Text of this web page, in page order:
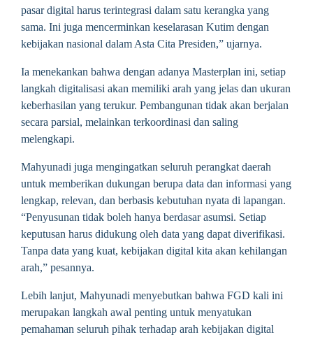
pasar digital harus terintegrasi dalam satu kerangka yang
sama. Ini juga mencerminkan keselarasan Kutim dengan
kebijakan nasional dalam Asta Cita Presiden,” ujarnya.
Ia menekankan bahwa dengan adanya Masterplan ini, setiap
langkah digitalisasi akan memiliki arah yang jelas dan ukuran
keberhasilan yang terukur. Pembangunan tidak akan berjalan
secara parsial, melainkan terkoordinasi dan saling
melengkapi.
Mahyunadi juga mengingatkan seluruh perangkat daerah
untuk memberikan dukungan berupa data dan informasi yang
lengkap, relevan, dan berbasis kebutuhan nyata di lapangan.
“Penyusunan tidak boleh hanya berdasar asumsi. Setiap
keputusan harus didukung oleh data yang dapat diverifikasi.
Tanpa data yang kuat, kebijakan digital kita akan kehilangan
arah,” pesannya.
Lebih lanjut, Mahyunadi menyebutkan bahwa FGD kali ini
merupakan langkah awal penting untuk menyatukan
pemahaman seluruh pihak terhadap arah kebijakan digital